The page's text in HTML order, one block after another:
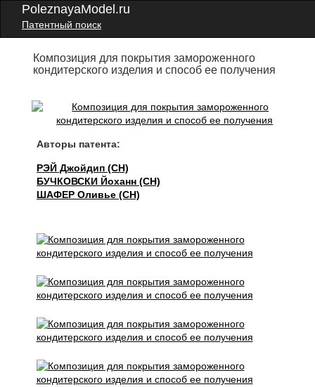
PoleznayaModel.ru
Патентный поиск
Композиция для покрытия замороженного
кондитерского изделия и способ ее получения
Авторы патента:
РЭЙ Джойдип (CH)
БУЧКОВСКИ Йоханн (CH)
ШАФЕР Оливье (CH)